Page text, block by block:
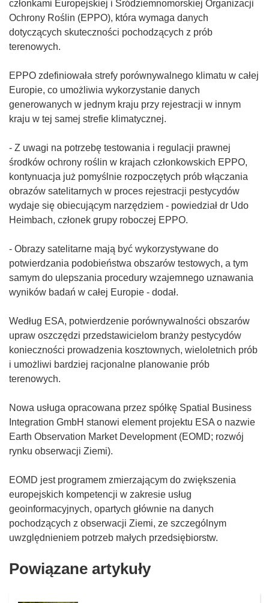
członkami Europejskiej i Śródziemnomorskiej Organizacji
Ochrony Roślin (EPPO), która wymaga danych
dotyczących skuteczności pochodzących z prób
terenowych.
EPPO zdefiniowała strefy porównywalnego klimatu w całej
Europie, co umożliwia wykorzystanie danych
generowanych w jednym kraju przy rejestracji w innym
kraju w tej samej strefie klimatycznej.
- Z uwagi na potrzebę testowania i regulacji prawnej
środków ochrony roślin w krajach członkowskich EPPO,
kontynuacja już pomyślnie rozpoczętych prób włączania
obrazów satelitarnych w proces rejestracji pestycydów
wydaje się obiecującym narzędziem - powiedział dr Udo
Heimbach, członek grupy roboczej EPPO.
- Obrazy satelitarne mają być wykorzystywane do
potwierdzania podobieństwa obszarów testowych, a tym
samym do ulepszania procedury wzajemnego uznawania
wyników badań w całej Europie - dodał.
Według ESA, potwierdzenie porównywalności obszarów
upraw oszczędzi przedstawicielom branży pestycydów
konieczności prowadzenia kosztownych, wieloletnich prób
i umożliwi bardziej racjonalne planowanie prób
terenowych.
Nowa usługa opracowana przez spółkę Spatial Business
Integration GmbH stanowi element projektu ESA o nazwie
Earth Observation Market Development (EOMD; rozwój
rynku obserwacji Ziemi).
EOMD jest programem zmierzającym do zwiększenia
europejskich kompetencji w zakresie usług
geoinformacyjnych, opartych głównie na danych
pochodzących z obserwacji Ziemi, ze szczególnym
uwzględnieniem potrzeb małych przedsiębiorstw.
Powiązane artykuły